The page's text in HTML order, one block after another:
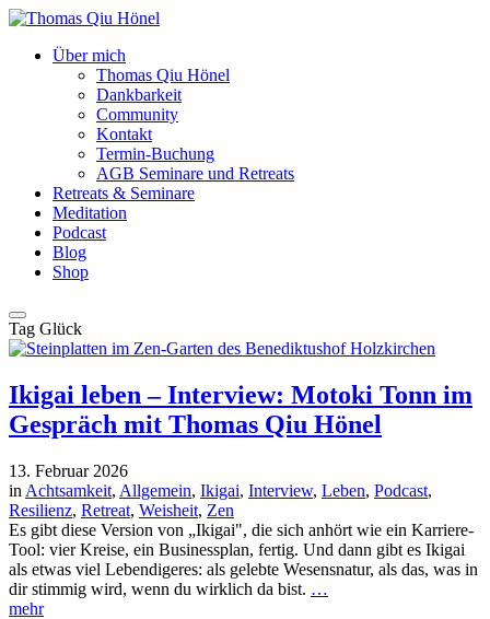
Über mich
Thomas Qiu Hönel
Dankbarkeit
Community
Kontakt
Termin-Buchung
AGB Seminare und Retreats
Retreats & Seminare
Meditation
Podcast
Blog
Shop
Tag Glück
Ikigai leben – Interview: Motoki Tonn im
Gespräch mit Thomas Qiu Hönel
13. Februar 2026
in Achtsamkeit, Allgemein, Ikigai, Interview, Leben, Podcast,
Resilienz, Retreat, Weisheit, Zen
Es gibt diese Version von „Ikigai", die sich anhört wie ein Karriere-
Tool: vier Kreise, ein Businessplan, fertig. Und dann gibt es Ikigai
als etwas viel Lebendigeres: als gelebte Wesensnatur, als das, was in
dir stimmig wird, wenn du wirklich da bist. …
mehr